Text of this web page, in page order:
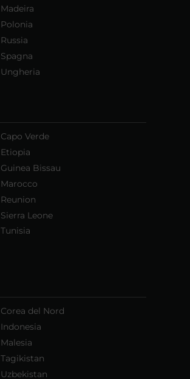
Madeira
Polonia
Russia
Spagna
Ungheria
Capo Verde
Etiopia
Guinea Bissau
Marocco
Reunion
Sierra Leone
Tunisia
Corea del Nord
Indonesia
Malesia
Tagikistan
Uzbekistan